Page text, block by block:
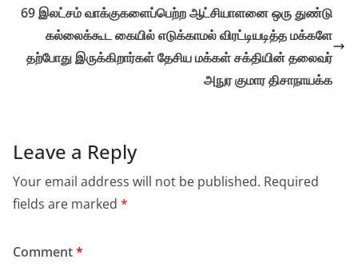
69 இலட்சம் வாக்குகளைப்பெற்ற ஆட்சியாளனை ஒரு துண்டு
கல்லைக்கூட கையில் எடுக்காமல் விரட்டியடித்த மக்களே
தற்போது இருக்கிறார்கள் தேசிய மக்கள் சக்தியின் தலைவர்
அநுர குமார திசாநாயக்க
Leave a Reply
Your email address will not be published. Required
fields are marked *
Comment*